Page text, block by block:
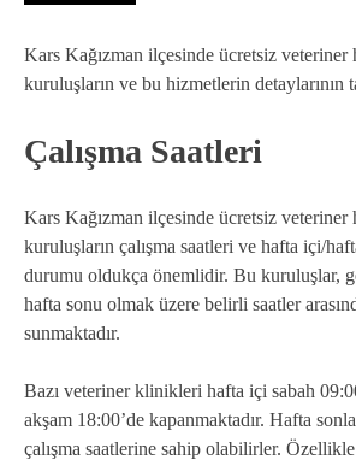
Kars Kağızman ilçesinde ücretsiz veteriner
kuruluşların ve bu hizmetlerin detaylarının
Çalışma Saatleri
Kars Kağızman ilçesinde ücretsiz veteriner
kuruluşların çalışma saatleri ve hafta içi/
durumu oldukça önemlidir. Bu kuruluşlar,
hafta sonu olmak üzere belirli saatler
sunmaktadır.
Bazı veteriner klinikleri hafta içi sabah
akşam 18:00’de kapanmaktadır. Hafta
çalışma saatlerine sahip olabilirler.